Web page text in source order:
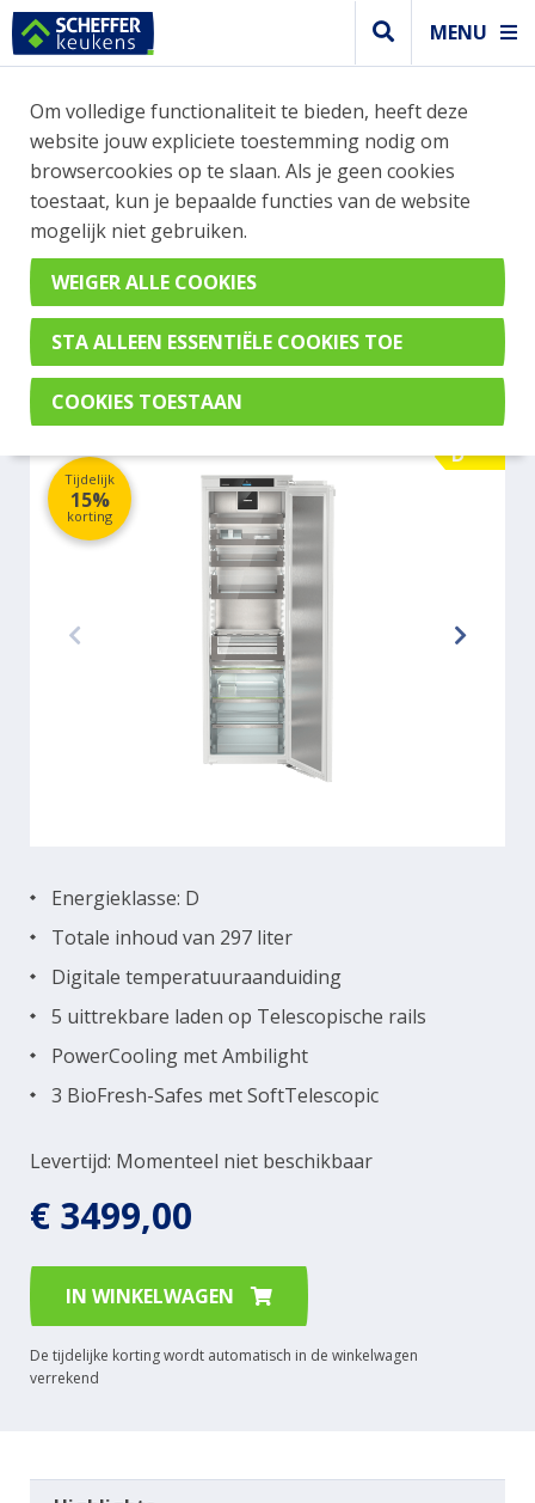
MENU
WEBSHOP BESTELLINGEN
Je kan tijdelijk geen bestelling plaatsen. Wil je je
vast oriënteren? Vergelijk eenvoudig apparaten
en merken met elkaar. Klik hier voor meer
informatie.
Koel- vrieskast
LIEBHERR IRBPDI 5170-20
Tijdelijk
15%
korting
D
Levertijd: Momenteel niet beschikbaar
Energieklasse: D
Totale inhoud van 297 liter
Digitale temperatuuraanduiding
5 uittrekbare laden op Telescopische rails
PowerCooling met Ambilight
3 BioFresh-Safes met SoftTelescopic
€ 3499,00
IN WINKELWAGEN
De tijdelijke korting wordt automatisch in de winkelwagen
verrekend
Om volledige functionaliteit te bieden, heeft deze
website jouw expliciete toestemming nodig om
browsercookies op te slaan. Als je geen cookies
toestaat, kun je bepaalde functies van de website
mogelijk niet gebruiken.